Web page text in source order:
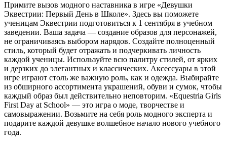
Примите вызов модного наставника в игре «Девушки
Эквестрии: Первый День в Школе». Здесь вы поможете
ученицам Эквестрии подготовиться к 1 сентября в учебном
заведении. Ваша задача — создание образов для персонажей,
не ограничиваясь выбором нарядов. Создайте полноценный
стиль, который будет отражать и подчеркивать личность
каждой ученицы. Используйте всю палитру стилей, от ярких
и дерзких до элегантных и классических. Аксессуары в этой
игре играют столь же важную роль, как и одежда. Выбирайте
из обширного ассортимента украшений, обуви и сумок, чтобы
каждый образ был действительно неповторим. «Equestria Girls
First Day at School» — это игра о моде, творчестве и
самовыражении. Возьмите на себя роль модного эксперта и
подарите каждой девушке волшебное начало нового учебного
года.